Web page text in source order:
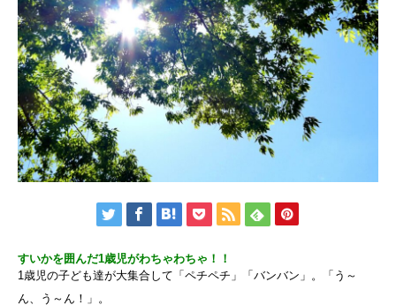
すいかを囲んだ1歳児がわちゃわちゃ！！
1歳児の子ども達が大集合して「ペチペチ」「バンバン」。「う～
ん、う～ん！」。